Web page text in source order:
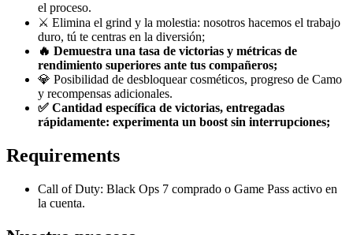
el proceso.
⚔️ Elimina el grind y la molestia: nosotros hacemos el trabajo
duro, tú te centras en la diversión;
🔥 Demuestra una tasa de victorias y métricas de
rendimiento superiores ante tus compañeros;
💎 Posibilidad de desbloquear cosméticos, progreso de Camo
y recompensas adicionales.
✅ Cantidad específica de victorias, entregadas
rápidamente: experimenta un boost sin interrupciones;
Requirements
Call of Duty: Black Ops 7 comprado o Game Pass activo en
la cuenta.